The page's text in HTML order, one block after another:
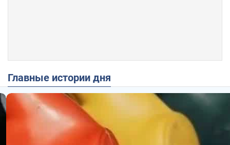
Главные истории дня